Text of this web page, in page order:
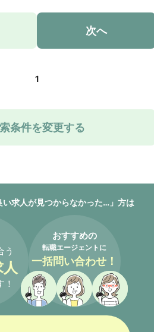
次へ
1
条件を変更する
い求人が見つからなかった…」方は
う
おすすめの
転職エージェントに
一括問い合わせ！